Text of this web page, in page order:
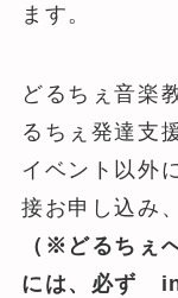
ます。
どるちぇ音楽
るちぇ発達支
イベント以外
接お申し込み
（※どるちぇ
には、必ず